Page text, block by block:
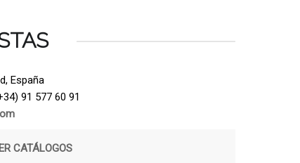
España
91 577 60 91
CATÁLOGOS